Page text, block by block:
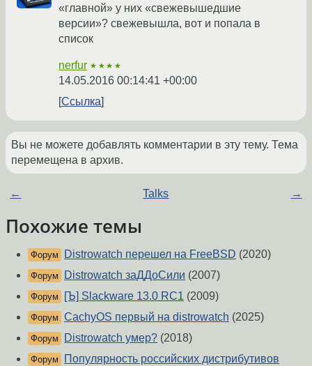
«главной» у них «свежевышедшие
версии»? свежевышла, вот и попала в
список
nerfur ★★★★
14.05.2016 00:14:41 +00:00
Ссылка
Вы не можете добавлять комментарии в эту тему. Тема
перемещена в архив.
← Talks →
Похожие темы
Форум Distrowatch перешел на FreeBSD (2020)
Форум Distrowatch заДДоСили (2007)
Форум [Ъ] Slackware 13.0 RC1 (2009)
Форум CachyOS первый на distrowatch (2025)
Форум Distrowatch умер? (2018)
Форум
Популярность российских дистрибутивов